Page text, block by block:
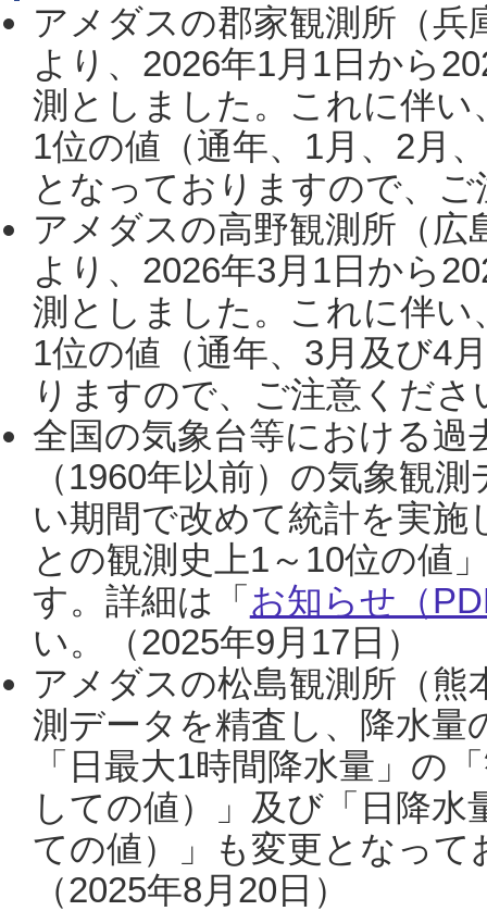
アメダスの郡家観測所（
より、2026年1月1日から
測としました。これに伴い
1位の値（通年、1月、2月
となっておりますので、
アメダスの高野観測所（
より、2026年3月1日から
測としました。これに伴い
1位の値（通年、3月及び4
りますので、ご注意くだ
全国の気象台等における過
（1960年以前）の気象観
い期間で改めて統計を実
との観測史上1～10位の値
す。詳細は「 お知らせ（
い。（2025年9月17日）
アメダスの松島観測所（熊
測データを精査し、降水
「日最大1時間降水量」の
しての値）」及び「日降
ての値）」も変更となっ
（2025年8月20日）